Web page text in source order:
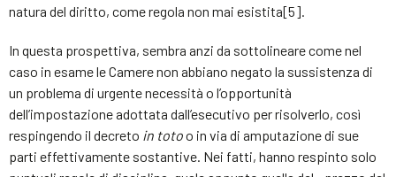
natura del diritto, come regola non mai esistita[5].
In questa prospettiva, sembra anzi da sottolineare come nel
caso in esame le Camere non abbiano negato la sussistenza di
un problema di urgente necessità o l’opportunità
dell’impostazione adottata dall’esecutivo per risolverlo, così
respingendo il decreto in totoo in via di amputazione di sue
parti effettivamente sostantive. Nei fatti, hanno respinto solo